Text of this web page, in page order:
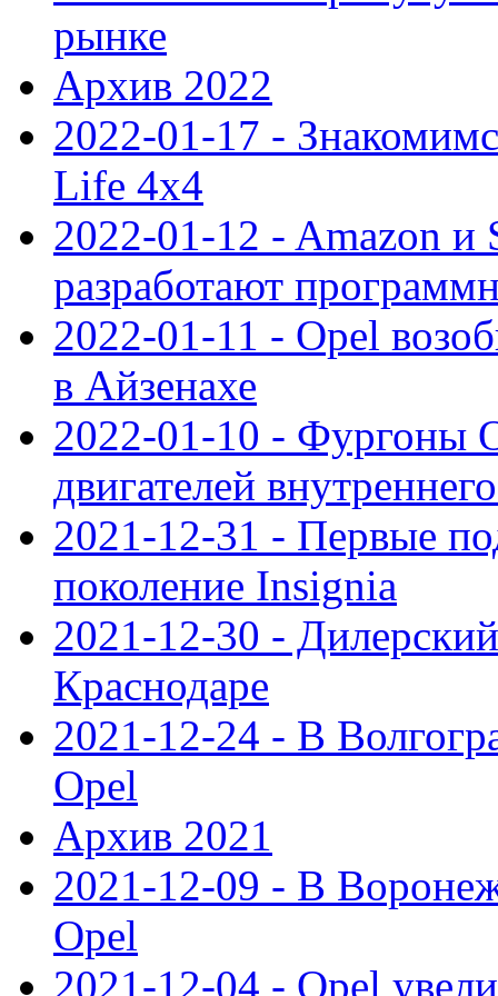
рынке
Архив 2022
2022-01-17 -
Life 4x4
2022-01-12 - Amazon и
разработают
2022-01-11 - Opel
в Айзенахе
2022-01-10 - Фургоны
двигателей
2021-12-31 - Первые
поколение Insignia
2021-12-30 -
Краснодаре
2021-12-24 - В
Opel
Архив 2021
2021-12-09 - В
Opel
2021-12-04 - Opel